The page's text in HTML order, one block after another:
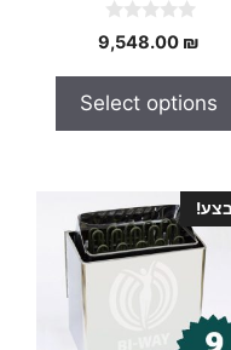
o
o
5
9,548.00 ₪
Select options